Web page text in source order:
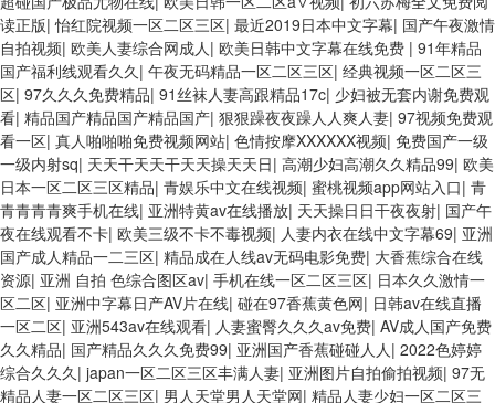
读正版|怡红院视频一区二区三区| 最近2019日本中文字幕| 国产午夜激情
自拍视频| 欧美人妻综合网成人| 欧美日韩中文字幕在线免费 | 91年精品
国产福利线观看久久| 午夜无码精品一区二区三区| 经典视频一区二区三
区| 97久久久免费精品| 91丝袜人妻高跟精品17c| 少妇被无套内谢免费观
看| 精品国产精品国产精品国产| 狠狠躁夜夜躁人人爽人妻| 97视频免费观
看一区| 真人啪啪啪免费视频网站| 色情按摩XXXXXX视频| 免费国产一级
一级内射sq| 天天干天天干天天操天天日| 高潮少妇高潮久久精品99| 欧美
日本一区二区三区精品| 青娱乐中文在线视频| 蜜桃视频app网站入口| 青
青青青青爽手机在线| 亚洲特黄av在线播放| 天天操日日干夜夜射| 国产午
夜在线观看不卡| 欧美三级不卡不毒视频| 人妻内衣在线中文字幕69| 亚洲
国产成人精品一二三区| 精品成在人线av无码电影免费| 大香蕉综合在线
资源| 亚洲 自拍 色综合图区av| 手机在线一区二区三区| 日本久久激情一
区二区| 亚洲中字幕日产AV片在线| 碰在97香蕉黄色网| 日韩av在线直播
一区二区| 亚洲543av在线观看| 人妻蜜臀久久久av免费| AV成人国产免费
久久精品| 国产精品久久久免费99| 亚洲国产香蕉碰碰人人| 2022色婷婷
综合久久久| japan一区二区三区丰满人妻| 亚洲图片自拍偷拍视频| 97无
精品人妻一区二区三区| 男人天堂男人天堂网| 精品人妻少妇一区二区三